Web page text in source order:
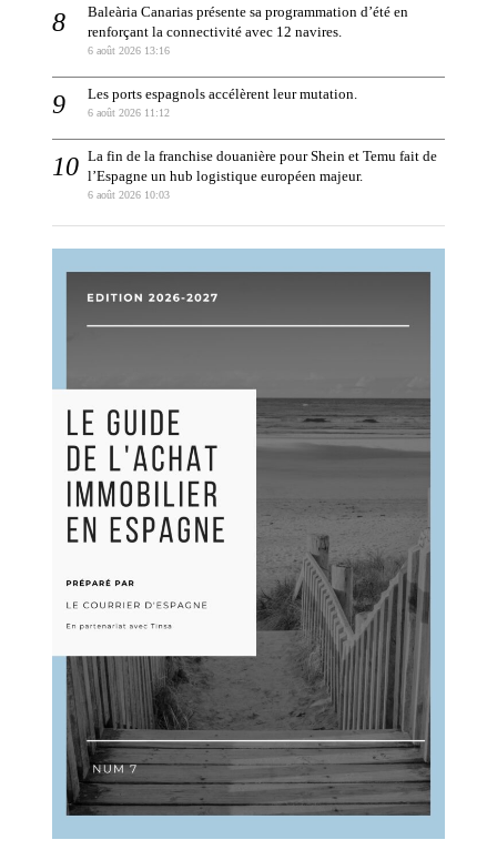
Baleària Canarias présente sa programmation d’été en
renforçant la connectivité avec 12 navires.
6 août 2026 13:16
Les ports espagnols accélèrent leur mutation.
6 août 2026 11:12
La fin de la franchise douanière pour Shein et Temu fait de
l’Espagne un hub logistique européen majeur.
6 août 2026 10:03